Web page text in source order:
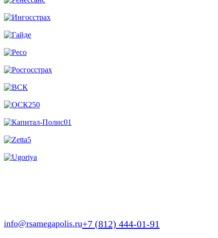
+7 (812) 444-01-91
info@rsamegapolis.ru